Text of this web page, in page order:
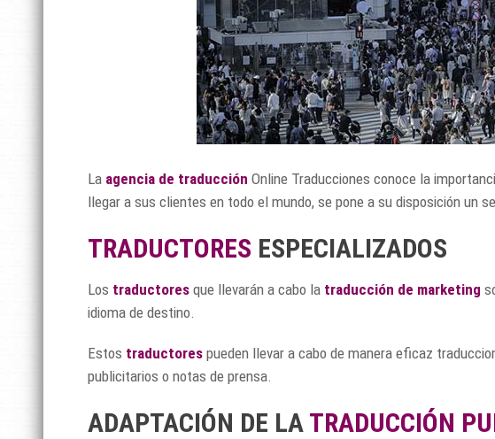
La agencia de traducción Online Traducciones conoce la
llegar a sus clientes en todo el mundo, se pone a su disposición un
TRADUCTORES ESPECIALIZADOS
Los traductoresque llevarán a cabo latraducción de marketing
idioma de destino.
Estos traductores pueden llevar a cabo de manera eficaz
publicitarios o notas de prensa.
ADAPTACIÓN DE LATRADUCCIÓN